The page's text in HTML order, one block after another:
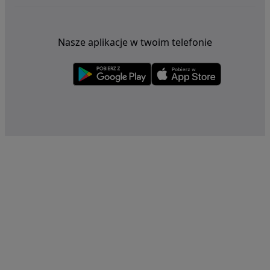
Nasze aplikacje w twoim telefonie